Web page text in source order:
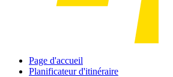
Page d'accueil
Planificateur d'itinéraire